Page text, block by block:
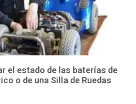
el estado de las baterías de
o de una Silla de Ruedas